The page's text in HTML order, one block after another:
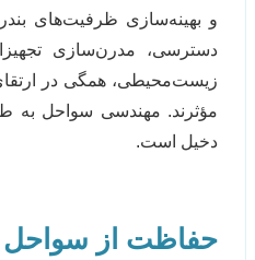
و بهینه‌سازی ظرفیت‌های
دسترسی، مدرن‌سازی
زیست‌محیطی، همگی در
مؤثرند. مهندسی سواحل به
دخیل است.
حفاظت از